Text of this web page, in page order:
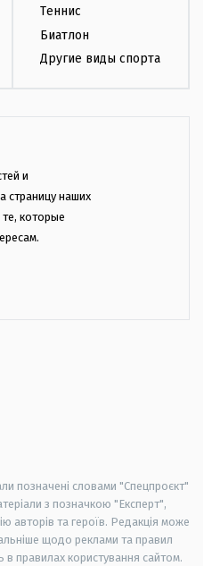
Теннис
Биатлон
Другие виды спорта
и
страницу наших
которые
позначені словами "Спецпроєкт"
з позначкою "Експерт",
авторів та героїв. Редакція може
щодо реклами та правил
правилах користування сайтом.